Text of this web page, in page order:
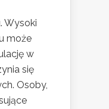
Wysoki
może
w
się
Osoby,